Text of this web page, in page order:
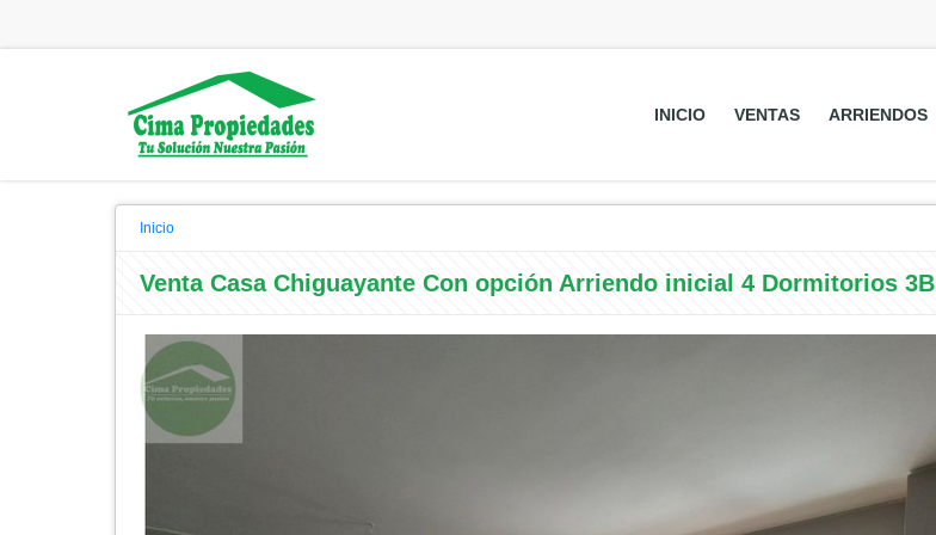
INICIO VENTAS ARRIENDOS
Inicio
Venta Casa Chiguayante Con opción Arriendo inicial 4 Dormitorios 3B